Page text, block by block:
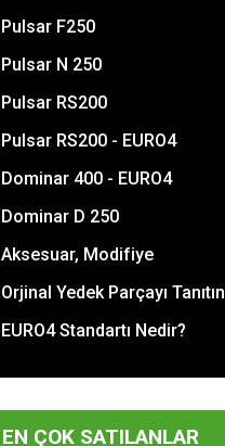
Pulsar F250
Pulsar N 250
Pulsar RS200
Pulsar RS200 - EURO4
Dominar 400 - EURO4
Dominar D 250
Aksesuar, Modifiye
Orjinal Yedek Parçayı Tanıtın
EURO4 Standartı Nedir?
EN ÇOK SATILANLAR